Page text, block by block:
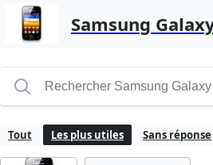
Samsung
Tout Les plus utiles Sans réponse